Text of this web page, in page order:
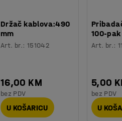
Držač kablova:490
mm
Art. br.: 151042
16,00 KM
bez PDV
U KOŠARICU
100-pak
Art. br.:
5,00
bez PDV
U